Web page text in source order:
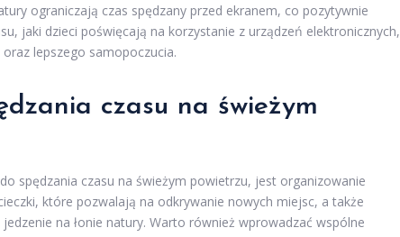
ograniczają czas spędzany przed ekranem, co pozytywnie
jaki dzieci poświęcają na korzystanie z urządzeń elektronicznych,
oraz lepszego samopoczucia.
czasu na świeżym
spędzania czasu na świeżym powietrzu, jest organizowanie
które pozwalają na odkrywanie nowych miejsc, a także
na łonie natury. Warto również wprowadzać wspólne